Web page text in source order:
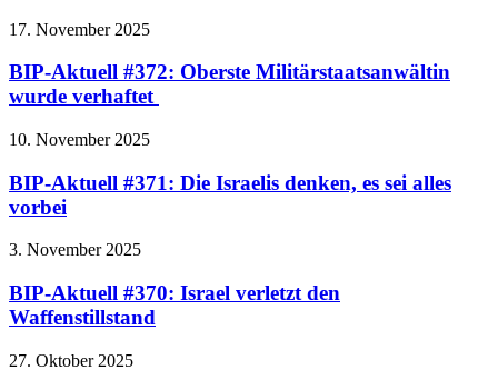
17. November 2025
BIP-Aktuell #372: Oberste Militärstaatsanwältin
wurde verhaftet
10. November 2025
BIP-Aktuell #371: Die Israelis denken, es sei alles
vorbei
3. November 2025
BIP-Aktuell #370: Israel verletzt den
Waffenstillstand
27. Oktober 2025